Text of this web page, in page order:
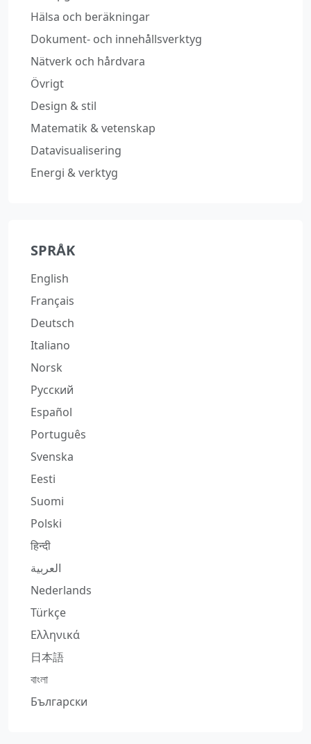
Hälsa och beräkningar
Dokument‑ och innehållsverktyg
Nätverk och hårdvara
Övrigt
Design & stil
Matematik & vetenskap
Datavisualisering
Energi & verktyg
SPRÅK
English
Français
Deutsch
Italiano
Norsk
Русский
Español
Português
Svenska
Eesti
Suomi
Polski
हिन्दी
العربية
Nederlands
Türkçe
Ελληνικά
日本語
বাংলা
Български